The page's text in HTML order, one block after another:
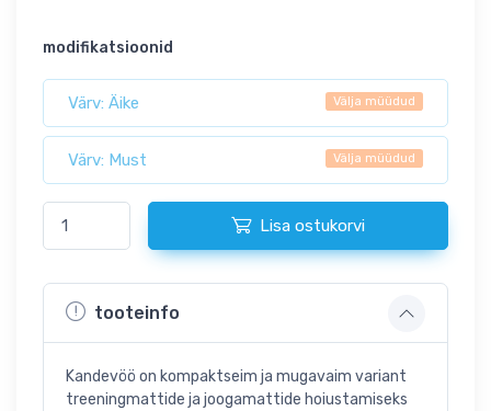
modifikatsioonid
Värv: Äike Välja müüdud
Värv: Must Välja müüdud
Lisa ostukorvi
tooteinfo
Kandevöö on kompaktseim ja mugavaim variant
treeningmattide ja joogamattide hoiustamiseks